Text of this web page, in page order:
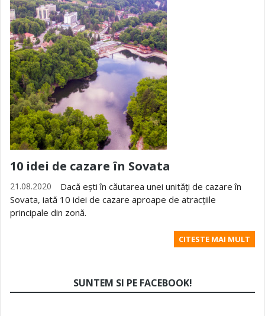
10 idei de cazare în Sovata
21.08.2020
Dacă ești în căutarea unei unități de cazare în
Sovata, iată 10 idei de cazare aproape de atracțiile
principale din zonă.
CITESTE MAI MULT
SUNTEM SI PE FACEBOOK!